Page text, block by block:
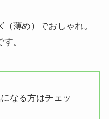
薄め）でおしゃれ。
。
なる方はチェッ